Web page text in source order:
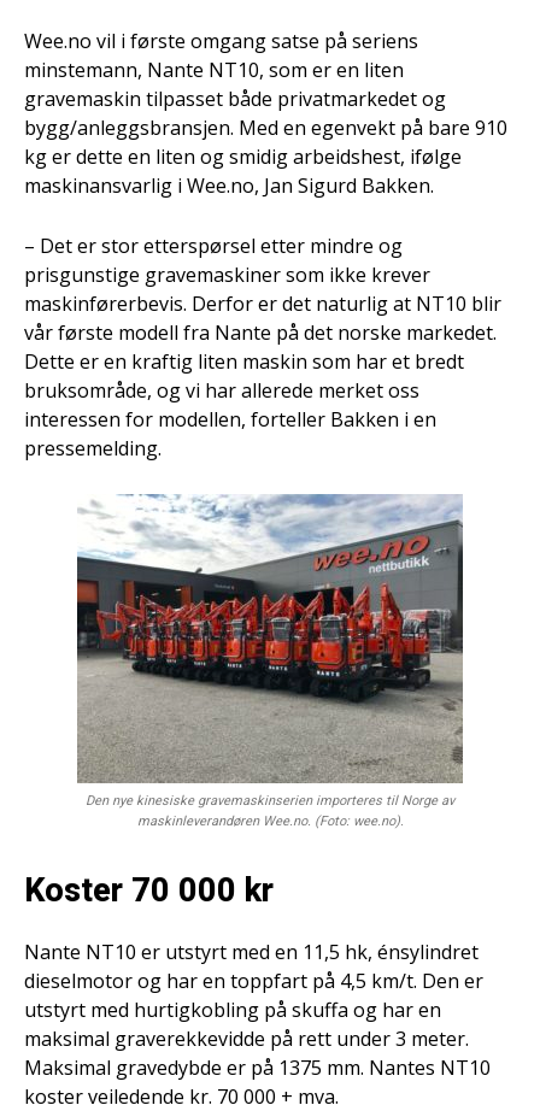
Wee.no vil i første omgang satse på seriens
minstemann, Nante NT10, som er en liten
gravemaskin tilpasset både privatmarkedet og
bygg/anleggsbransjen. Med en egenvekt på bare 910
kg er dette en liten og smidig arbeidshest, ifølge
maskinansvarlig i Wee.no, Jan Sigurd Bakken.
– Det er stor etterspørsel etter mindre og
prisgunstige gravemaskiner som ikke krever
maskinførerbevis. Derfor er det naturlig at NT10 blir
vår første modell fra Nante på det norske markedet.
Dette er en kraftig liten maskin som har et bredt
bruksområde, og vi har allerede merket oss
interessen for modellen, forteller Bakken i en
pressemelding.
Den nye kinesiske gravemaskinserien importeres til Norge av
maskinleverandøren Wee.no. (Foto: wee.no).
Koster 70 000 kr
Nante NT10 er utstyrt med en 11,5 hk, énsylindret
dieselmotor og har en toppfart på 4,5 km/t. Den er
utstyrt med hurtigkobling på skuffa og har en
maksimal graverekkevidde på rett under 3 meter.
Maksimal gravedybde er på 1375 mm. Nantes NT10
koster veiledende kr. 70 000 + mva.